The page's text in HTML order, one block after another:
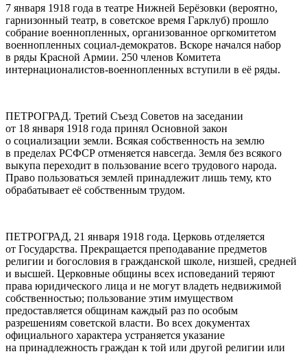
7 января 1918 года в театре Нижней Берёзовки (вероятно,
гарнизонный театр, в советское время Гарклуб) прошло
собрание военнопленных, организованное оргкомитетом
военнопленных социал-демократов. Вскоре начался набор
в ряды Красной Армии. 250 членов Комитета
интернационалистов-военнопленных вступили в её ряды.
ПЕТРОГРАД. Третий Съезд Советов на заседании
от 18 января 1918 года принял Основной закон
о социализации земли. Всякая собственность на землю
в пределах РСФСР отменяется навсегда. Земля без всякого
выкупа переходит в пользование всего трудового народа.
Право пользоваться землей принадлежит лишь тему, кто
обрабатывает её собственным трудом.
ПЕТРОГРАД, 21 января 1918 года. Церковь отделяется
от Государства. Прекращается преподавание предметов
религии и богословия в гражданской школе, низшей, средней
и высшей. Церковные общины всех исповеданий теряют
права юридического лица и не могут владеть недвижимой
собственностью; пользование этим имуществом
предоставляется общинам каждый раз по особым
разрешениям советской власти. Во всех документах
официального характера устраняется указание
на принадлежность граждан к той или другой религии или